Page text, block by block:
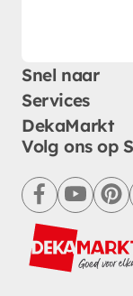
Snel naar
Services
DekaMarkt
Volg ons op
facebookyoutube